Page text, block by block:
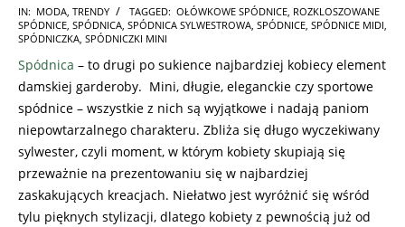
2017-
12-
IN: MODA, TRENDY TAGGED: OŁÓWKOWE SPÓDNICE, ROZKLOSZOWANE
SPÓDNICE, SPÓDNICA, SPÓDNICA SYLWESTROWA, SPÓDNICE, SPÓDNICE MIDI,
SPÓDNICZKA, SPÓDNICZKI MINI
Spódnica – to drugi po sukience najbardziej kobiecy element
damskiej garderoby. Mini, długie, eleganckie czy sportowe
spódnice – wszystkie z nich są wyjątkowe i nadają paniom
niepowtarzalnego charakteru. Zbliża się długo wyczekiwany
sylwester, czyli moment, w którym kobiety skupiają się
przeważnie na prezentowaniu się w najbardziej
zaskakujących kreacjach. Niełatwo jest wyróżnić się wśród
tylu pięknych stylizacji, dlatego kobiety z pewnością już od